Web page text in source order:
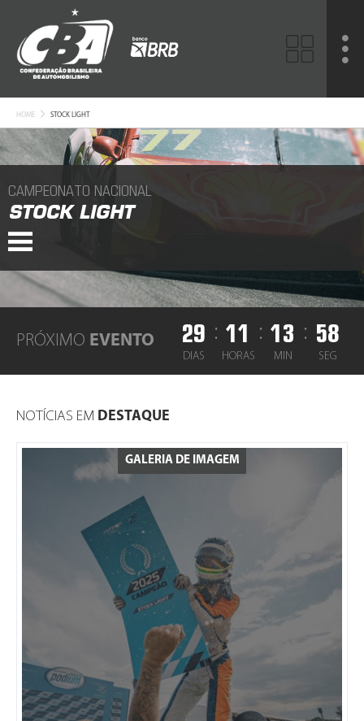
HOME STOCK LIGHT
CAMPEONATO NACIONAL
STOCK LIGHT
PRÓXIMO EVENTO 29
DIAS
: 11
HORAS
: 13
MIN
: 58
SEG
NOTÍCIAS EM DESTAQUE
GALERIA DE IMAGEM